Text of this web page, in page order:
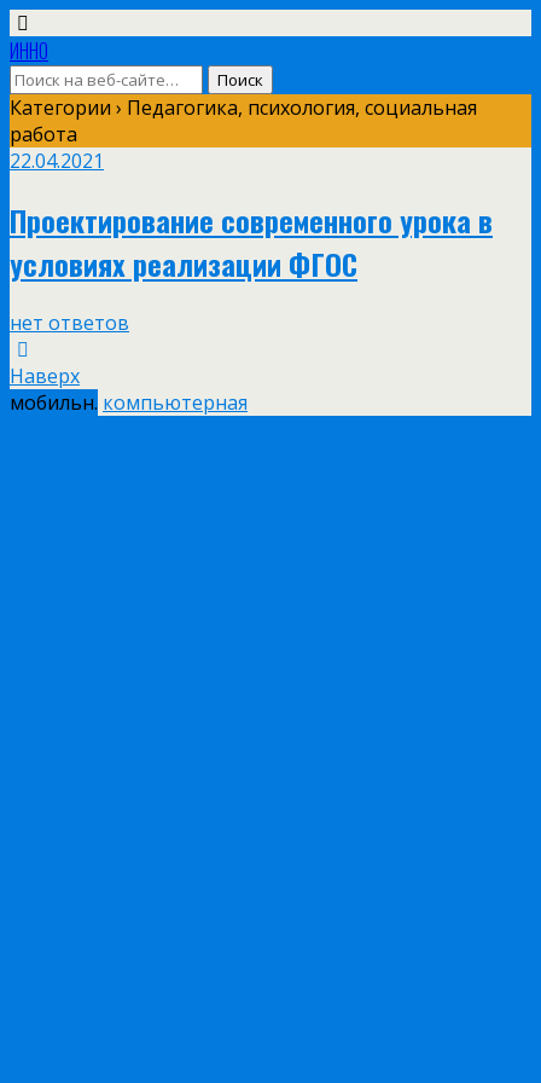
ИННО
Категории › Педагогика, психология, социальная
работа
22.04.2021
Проектирование современного урока в
условиях реализации ФГОС
нет ответов
Наверх
мобильн. компьютерная